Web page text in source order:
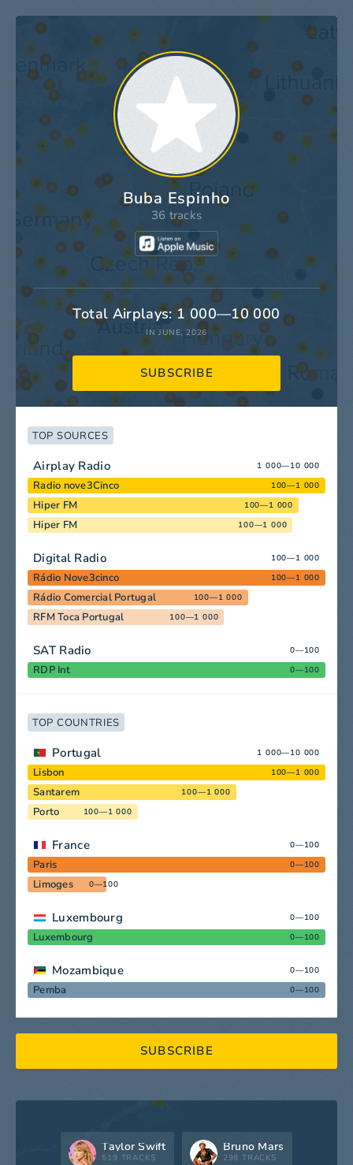
Buba Espinho
36 tracks
Total Airplays: 1 000—10 000
IN JUNE, 2026
SUBSCRIBE
TOP SOURCES
Airplay Radio 1 000—10 000
Radio nove3Cinco 100—1 000
Hiper FM 100—1 000
Hiper FM 100—1 000
Digital Radio 100—1 000
Rádio Nove3cinco 100—1 000
Rádio Comercial Portugal 100—1 000
RFM Toca Portugal 100—1 000
SAT Radio 0—100
RDP Int 0—100
TOP COUNTRIES
Portugal 1 000—10 000
Lisbon 100—1 000
Santarem 100—1 000
Porto 100—1 000
France 0—100
Paris 0—100
Limoges 0—100
Luxembourg 0—100
Luxembourg 0—100
Mozambique 0—100
Pemba 0—100
SUBSCRIBE
Taylor Swift
519 TRACKS
Bruno Mars
298 TRACKS